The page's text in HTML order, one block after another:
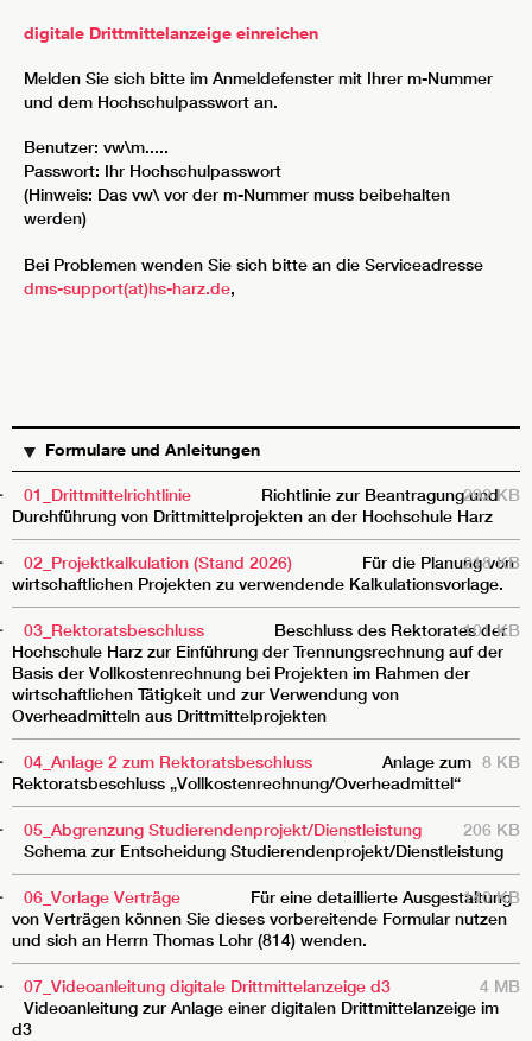
digitale Drittmittelanzeige einreichen
Melden Sie sich bitte im Anmeldefenster mit Ihrer m-Nummer
und dem Hochschulpasswort an.
Benutzer: vw\m.....
Passwort: Ihr Hochschulpasswort
(Hinweis: Das vw\ vor der m-Nummer muss beibehalten
werden)
Bei Problemen wenden Sie sich bitte an die Serviceadresse
dms-support(at)hs-harz.de,
Formulare und Anleitungen
01_Drittmittelrichtlinie
Richtlinie zur Beantragung und
Durchführung von Drittmittelprojekten an der Hochschule Harz
292 KB
02_Projektkalkulation (Stand 2026)
Für die Planung von
wirtschaftlichen Projekten zu verwendende Kalkulationsvorlage.
218 KB
03_Rektoratsbeschluss
Beschluss des Rektorates der
Hochschule Harz zur Einführung der Trennungsrechnung auf der
Basis der Vollkostenrechnung bei Projekten im Rahmen der
wirtschaftlichen Tätigkeit und zur Verwendung von
Overheadmitteln aus Drittmittelprojekten
101 KB
04_Anlage 2 zum Rektoratsbeschluss
Anlage zum
Rektoratsbeschluss „Vollkostenrechnung/Overheadmittel“
8 KB
05_Abgrenzung Studierendenprojekt/Dienstleistung
Schema zur Entscheidung Studierendenprojekt/Dienstleistung
206 KB
06_Vorlage Verträge
Für eine detaillierte Ausgestaltung
von Verträgen können Sie dieses vorbereitende Formular nutzen
und sich an Herrn Thomas Lohr (814) wenden.
140 KB
07_Videoanleitung digitale Drittmittelanzeige d3
Videoanleitung zur Anlage einer digitalen Drittmittelanzeige im
d3
4 MB